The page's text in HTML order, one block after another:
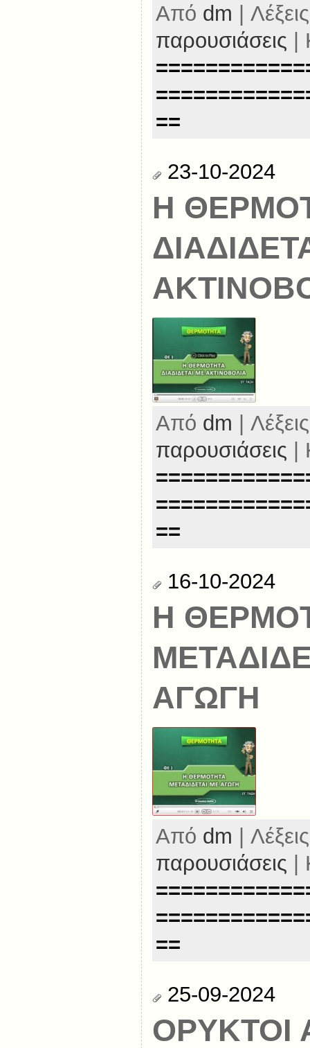
Από dm |
παρουσιάσεις |
==
23-10-2024
Η
Από dm |
παρουσιάσεις |
==
16-10-2024
Η
ΑΓΩΓΗ
Από dm |
παρουσιάσεις |
==
25-09-2024
ΟΡΥΚΤΟΙ